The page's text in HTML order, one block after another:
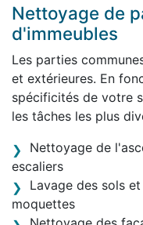
Nettoyage de
d'immeubles
Les parties
et extérieures. En
spécificités de votre
les tâches les plus
Nettoyage de
escaliers
Lavage des sols
moquettes